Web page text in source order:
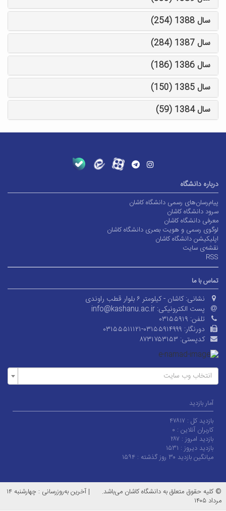
سال 1388 (254)
سال 1387 (284)
سال 1386 (186)
سال 1385 (150)
سال 1384 (59)
درباره دانشگاه
پیام‌رسان‌های رسمی دانشگاه کاشان
سرود دانشگاه کاشان
معرفی دانشگاه کاشان
لوگوی رسمی و هویت بصری دانشگاه کاشان
اپلیکیشن دانشگاه کاشان
نقشه‌ی سایت
RSS
تماس با ما
نشانی: کاشان - کیلومتر ۶ بلوار قطب راوندی
پست الکترونیکی: info@kashanu.ac.ir
تلفن: ۰۳۱۵۵۹۱۹
دورنگار: ۰۳۱۵۵۵۱۱۱۲۱-۰۳۱۵۵۹۱۴۹۹۹
کدپستی: ۸۷۳۱۷۵۳۱۵۳
انتخاب وب سایت
آمار بازدید
بازدید کل : ۴۷۸۱۷
کاربران آنلاین : ۰
بازدید امروز : ۲۸۷
بازدید دیروز : ۱۵۳۱
میانگین بازدید ۳۰ روز گذشته :
۱۵۹۴
© کلیه حقوق متعلق به دانشگاه کاشان می‌باشد. |
آخرین به‌روزرسانی : چهارشنبه ۱۴
مرداد ۱۴۰۵